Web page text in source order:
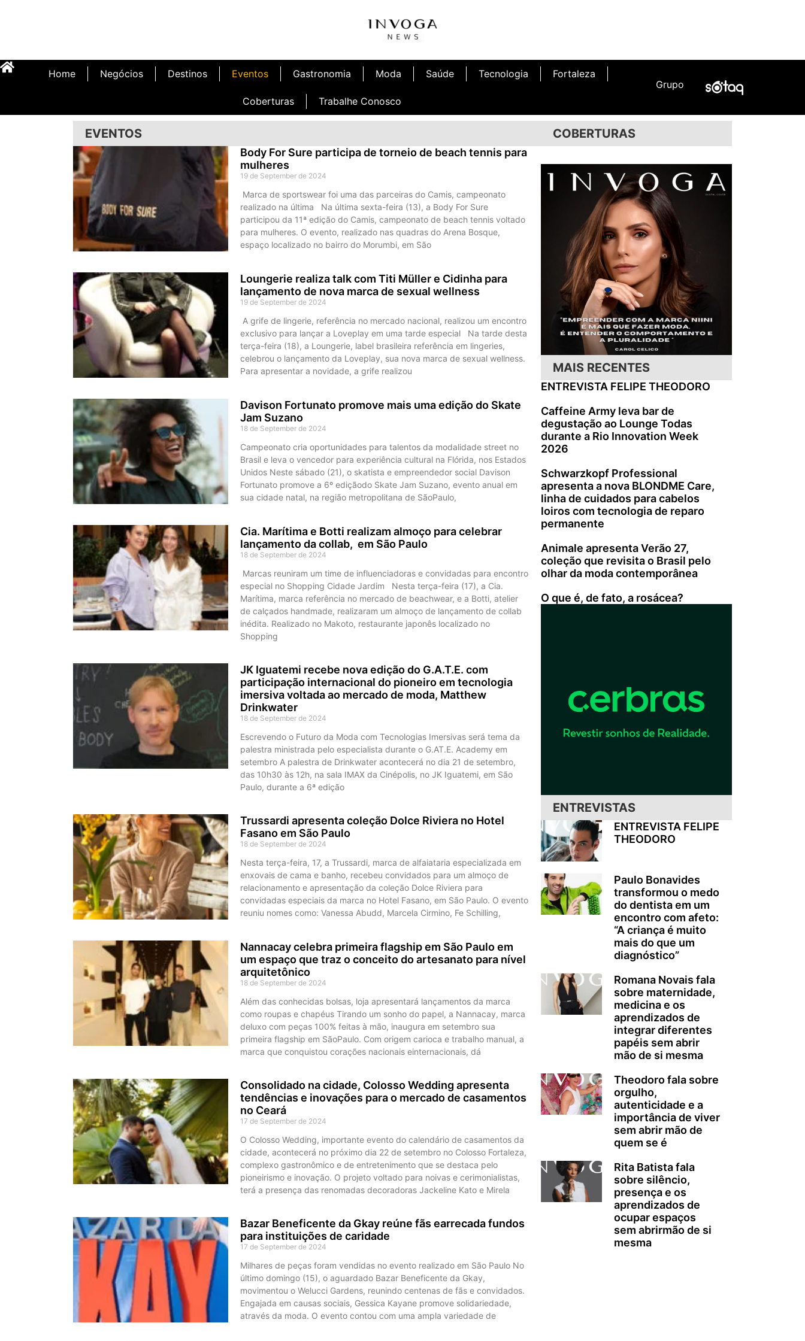
Home Negócios Destinos Eventos Gastronomia Moda Saúde Tecnologia Fortaleza
Coberturas Trabalhe Conosco
Grupo
EVENTOS
Body For Sure participa de torneio de beach tennis para
mulheres
19 de September de 2024
Marca de sportswear foi uma das parceiras do Camis, campeonato
realizado na última Na última sexta-feira (13), a Body For Sure
participou da 11ª edição do Camis, campeonato de beach tennis voltado
para mulheres. O evento, realizado nas quadras do Arena Bosque,
espaço localizado no bairro do Morumbi, em São
Loungerie realiza talk com Titi Müller e Cidinha para
lançamento de nova marca de sexual wellness
19 de September de 2024
A grife de lingerie, referência no mercado nacional, realizou um encontro
exclusivo para lançar a Loveplay em uma tarde especial Na tarde desta
terça-feira (18), a Loungerie, label brasileira referência em lingeries,
celebrou o lançamento da Loveplay, sua nova marca de sexual wellness.
Para apresentar a novidade, a grife realizou
Davison Fortunato promove mais uma edição do Skate
Jam Suzano
18 de September de 2024
Campeonato cria oportunidades para talentos da modalidade street no
Brasil e leva o vencedor para experiência cultural na Flórida, nos Estados
Unidos Neste sábado (21), o skatista e empreendedor social Davison
Fortunato promove a 6º ediçãodo Skate Jam Suzano, evento anual em
sua cidade natal, na região metropolitana de SãoPaulo,
Cia. Marítima e Botti realizam almoço para celebrar
lançamento da collab, em São Paulo
18 de September de 2024
Marcas reuniram um time de influenciadoras e convidadas para encontro
especial no Shopping Cidade Jardim Nesta terça-feira (17), a Cia.
Marítima, marca referência no mercado de beachwear, e a Botti, atelier
de calçados handmade, realizaram um almoço de lançamento de collab
inédita. Realizado no Makoto, restaurante japonês localizado no
Shopping
JK Iguatemi recebe nova edição do G.A.T.E. com
participação internacional do pioneiro em tecnologia
imersiva voltada ao mercado de moda, Matthew
Drinkwater
18 de September de 2024
Escrevendo o Futuro da Moda com Tecnologias Imersivas será tema da
palestra ministrada pelo especialista durante o G.AT.E. Academy em
setembro A palestra de Drinkwater acontecerá no dia 21 de setembro,
das 10h30 às 12h, na sala IMAX da Cinépolis, no JK Iguatemi, em São
Paulo, durante a 6ª edição
Trussardi apresenta coleção Dolce Riviera no Hotel
Fasano em São Paulo
18 de September de 2024
Nesta terça-feira, 17, a Trussardi, marca de alfaiataria especializada em
enxovais de cama e banho, recebeu convidados para um almoço de
relacionamento e apresentação da coleção Dolce Riviera para
convidadas especiais da marca no Hotel Fasano, em São Paulo. O evento
reuniu nomes como: Vanessa Abudd, Marcela Cirmino, Fe Schilling,
Nannacay celebra primeira flagship em São Paulo em
um espaço que traz o conceito do artesanato para nível
arquitetônico
18 de September de 2024
Além das conhecidas bolsas, loja apresentará lançamentos da marca
como roupas e chapéus Tirando um sonho do papel, a Nannacay, marca
deluxo com peças 100% feitas à mão, inaugura em setembro sua
primeira flagship em SãoPaulo. Com origem carioca e trabalho manual, a
marca que conquistou corações nacionais einternacionais, dá
Consolidado na cidade, Colosso Wedding apresenta
tendências e inovações para o mercado de casamentos
no Ceará
17 de September de 2024
O Colosso Wedding, importante evento do calendário de casamentos da
cidade, acontecerá no próximo dia 22 de setembro no Colosso Fortaleza,
complexo gastronômico e de entretenimento que se destaca pelo
pioneirismo e inovação. O projeto voltado para noivas e cerimonialistas,
terá a presença das renomadas decoradoras Jackeline Kato e Mirela
Bazar Beneficente da Gkay reúne fãs earrecada fundos
para instituições de caridade
17 de September de 2024
Milhares de peças foram vendidas no evento realizado em São Paulo No
último domingo (15), o aguardado Bazar Beneficente da Gkay,
movimentou o Welucci Gardens, reunindo centenas de fãs e convidados.
Engajada em causas sociais, Gessica Kayane promove solidariedade,
através da moda. O evento contou com uma ampla variedade de
COBERTURAS
MAIS RECENTES
ENTREVISTA FELIPE THEODORO
Caffeine Army leva bar de
degustação ao Lounge Todas
durante a Rio Innovation Week
2026
Schwarzkopf Professional
apresenta a nova BLONDME Care,
linha de cuidados para cabelos
loiros com tecnologia de reparo
permanente
Animale apresenta Verão 27,
coleção que revisita o Brasil pelo
olhar da moda contemporânea
O que é, de fato, a rosácea?
ENTREVISTAS
ENTREVISTA FELIPE
THEODORO
Paulo Bonavides
transformou o medo
do dentista em um
encontro com afeto:
“A criança é muito
mais do que um
diagnóstico”
Romana Novais fala
sobre maternidade,
medicina e os
aprendizados de
integrar diferentes
papéis sem abrir
mão de si mesma
Theodoro fala sobre
orgulho,
autenticidade e a
importância de viver
sem abrir mão de
quem se é
Rita Batista fala
sobre silêncio,
presença e os
aprendizados de
ocupar espaços
sem abrirmão de si
mesma